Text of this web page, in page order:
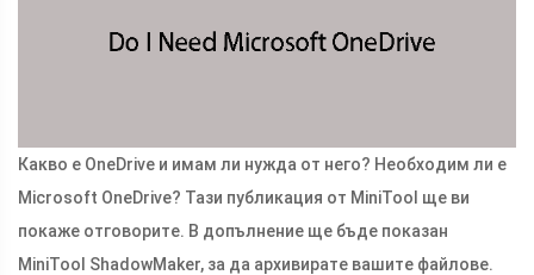
Какво е OneDrive и имам ли нужда от него? Необходим ли е
Microsoft OneDrive? Тази публикация от MiniTool ще ви
покаже отговорите. В допълнение ще бъде показан
MiniTool ShadowMaker, за да архивирате вашите файлове.